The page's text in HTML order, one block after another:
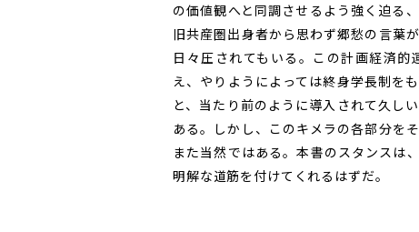
の価値観へと同調させるよう強く迫る
旧共産圏出身者から思わず郷愁の言葉
日々圧されてもいる。この計画経済
え、やりようによっては終身学長制を
と、当たり前のように導入されて久し
ある。しかし、このキメラの各部分を
また当然ではある。本書のスタンスは
明解な道筋を付けてくれるはずだ。